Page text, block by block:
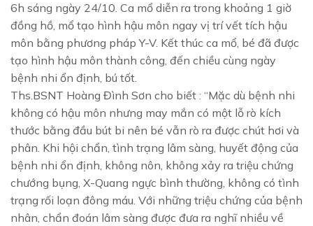
6h sáng ngày 24/10. Ca mổ diễn ra trong khoảng 1 giờ
đồng hồ, mổ tạo hình hậu môn ngay vị trí vết tích hậu
môn bằng phương pháp Y-V. Kết thúc ca mổ, bé đã được
tạo hình hậu môn thành công, đến chiều cùng ngày
bệnh nhi ổn định, bú tốt.
Ths.BSNT Hoàng Đình Sơn cho biết : “Mặc dù bệnh nhi
không có hậu môn nhưng may mắn có một lỗ rò kích
thước bằng đầu bút bi nên bé vẫn rò ra được chút hơi và
phân. Khi hội chẩn, tình trạng lâm sàng, huyết động của
bệnh nhi ổn định, không nôn, không xảy ra triệu chứng
chướng bụng, X-Quang ngực bình thường, không có tình
trạng rối loạn đông máu. Với những triệu chứng của bệnh
nhân, chẩn đoán lâm sàng được đưa ra nghĩ nhiều về